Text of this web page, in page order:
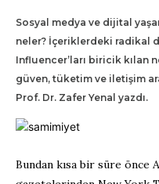
Sosyal medya ve dijital
neler? İçeriklerdeki radikal
Influencer’ları biricik kılan
güven, tüketim ve iletişim
Prof. Dr. Zafer Yenal yazdı.
Bundan kısa bir süre önce